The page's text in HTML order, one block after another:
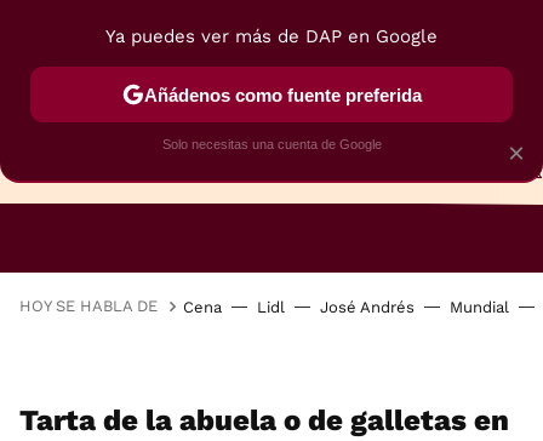
HOY SE HABLA DE Cena Lidl José Andrés Mundial
Tarta de la abuela o de galletas en
×
Ya puedes ver más de DAP en Google
Añádenos como fuente preferida
Solo necesitas una cuenta de Google